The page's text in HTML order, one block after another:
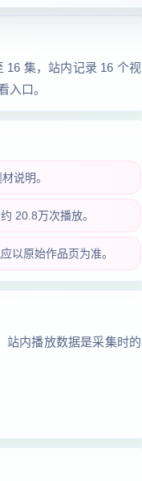
16 集，站内记录 16 个视
入口。
说明。
20.8万次播放。
以原始作品页为准。
站内播放数据是采集时的